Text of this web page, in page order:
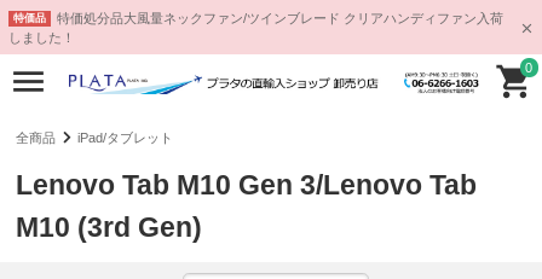
特価品
特価処分品大風量ネックファン/ツインブレード クリアハンディファン入荷
しました！
0
全商品 iPad/タブレット
Lenovo Tab M10 Gen 3/Lenovo Tab
M10 (3rd Gen)